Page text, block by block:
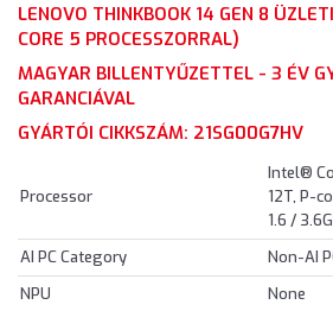
LENOVO THINKBOOK 14 GEN 8
CORE 5 PROCESSZORRAL)
MAGYAR BILLENTYŰZETTEL - 3 ÉV
GARANCIÁVAL
GYÁRTÓI CIKKSZÁM: 21SG00G7HV
Processor
Intel®
12T, P-
1.6 /
AI PC Category
Non-AI
NPU
None